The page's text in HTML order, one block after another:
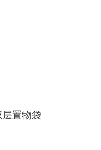
层置物袋